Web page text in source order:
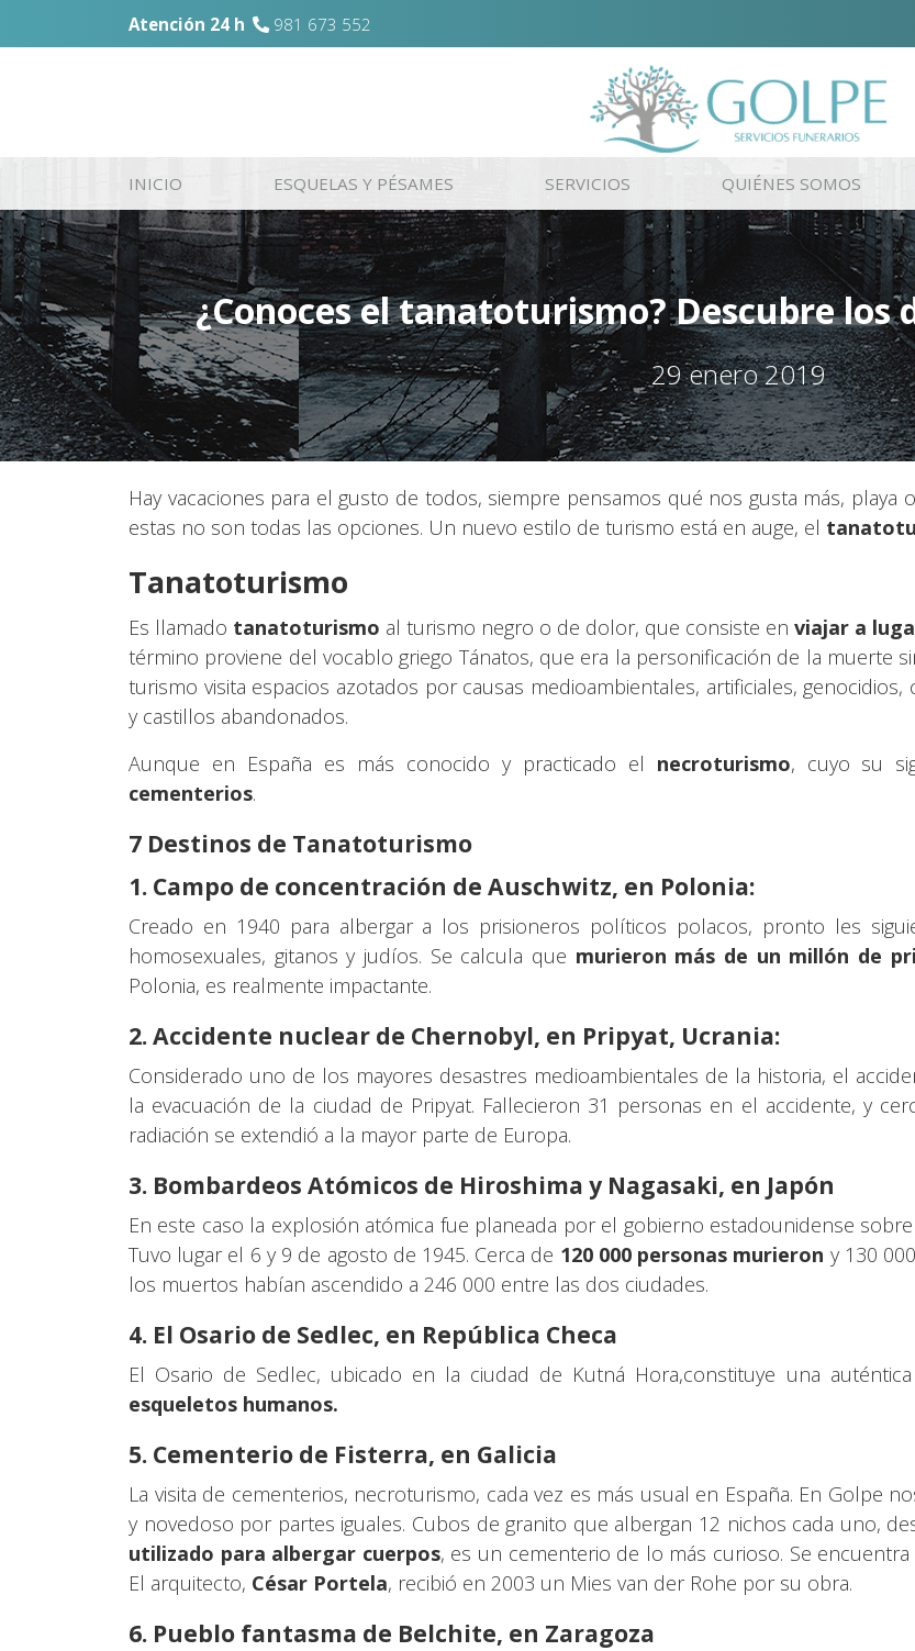
Atención 24 h 981 673 552
INICIO ESQUELAS Y PÉSAMES SERVICIOS QUIÉNES SOMOS
¿Conoces el tanatoturismo? Descubre los
29 enero 2019
Hay vacaciones para el gusto de todos, siempre pensamos qué nos gusta más,
estas no son todas las opciones. Un nuevo estilo de turismo está en auge, el
Tanatoturismo
Es llamado tanatoturismo al turismo negro o de dolor, que consiste en viajar a
término proviene del vocablo griego Tánatos, que era la personificación de la muerte
turismo visita espacios azotados por causas medioambientales, artificiales,
y castillos abandonados.
Aunque en España es más conocido y practicado el necroturismo, cuyo su
cementerios.
7 Destinos de Tanatoturismo
1. Campo de concentración de Auschwitz, en Polonia:
Creado en 1940 para albergar a los prisioneros políticos polacos, pronto les
homosexuales, gitanos y judíos. Se calcula que murieron más de un millón de
Polonia, es realmente impactante.
2. Accidente nuclear de Chernobyl, en Pripyat, Ucrania:
Considerado uno de los mayores desastres medioambientales de la historia, el
la evacuación de la ciudad de Pripyat. Fallecieron 31 personas en el accidente, y
radiación se extendió a la mayor parte de Europa.
3. Bombardeos Atómicos de Hiroshima y Nagasaki, en Japón
En este caso la explosión atómica fue planeada por el gobierno estadounidense
Tuvo lugar el 6 y 9 de agosto de 1945. Cerca de 120 000 personas murieron y 130
los muertos habían ascendido a 246 000 entre las dos ciudades.
4. El Osario de Sedlec, en República Checa
El Osario de Sedlec, ubicado en la ciudad de Kutná Hora,constituye una
esqueletos humanos.
5. Cementerio de Fisterra, en Galicia
La visita de cementerios, necroturismo, cada vez es más usual en España. En Golpe
y novedoso por partes iguales. Cubos de granito que albergan 12 nichos cada uno,
utilizado para albergar cuerpos, es un cementerio de lo más curioso. Se
El arquitecto, César Portela, recibió en 2003 un Mies van der Rohe por su obra.
6. Pueblo fantasma de Belchite, en Zaragoza